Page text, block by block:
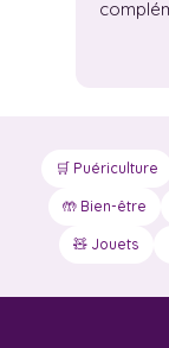
🛒 Puériculture
🤲 Bien-être
🧸 Jouets